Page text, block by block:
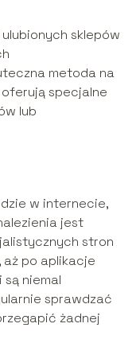
sklepów
metoda na
specjalne
lub
w internecie,
jest
stron
po aplikacje
niemal
sprawdzać
żadnej